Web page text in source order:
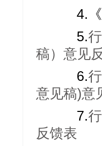
4.《
5.
稿）意见
6.
意见稿)意
7.
反馈表